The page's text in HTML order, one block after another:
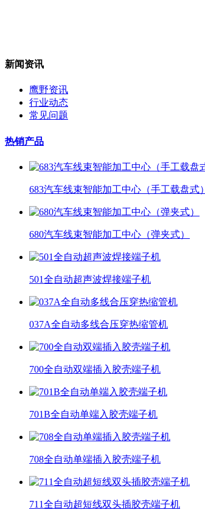
新闻资讯
鹰野资讯
行业动态
常见问题
热销产品
683汽车线束智能加工中心（手工载盘式）
680汽车线束智能加工中心（弹夹式）
501全自动超声波焊接端子机
037A全自动多线合压穿热缩管机
700全自动双端插入胶壳端子机
701B全自动单端入胶壳端子机
708全自动单端插入胶壳端子机
711全自动超短线双头插胶壳端子机